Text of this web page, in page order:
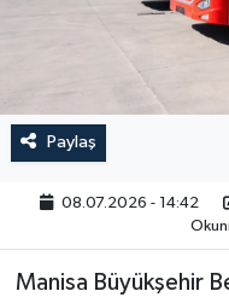
Paylaş
08.07.2026 - 14:42
Manisa Büyükşehir